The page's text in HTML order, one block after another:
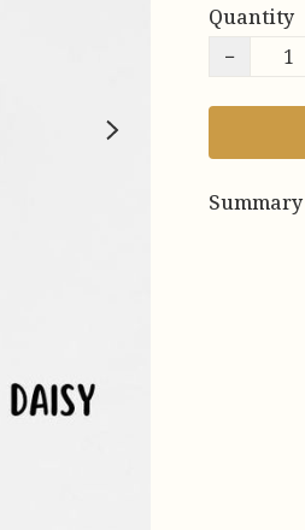
Quantity
−
Summary